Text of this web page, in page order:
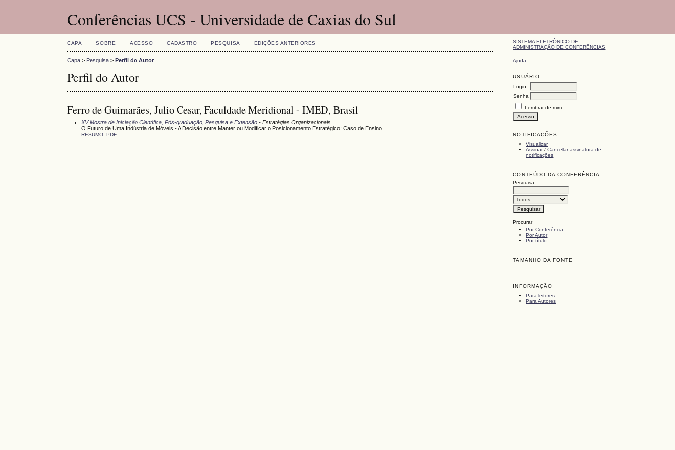
Conferências UCS - Universidade de Caxias do Sul
SISTEMA ELETRÔNICO DE
ADMINISTRAÇÃO DE CONFERÊNCIAS
Ajuda
USUÁRIO
Login
Senha
Lembrar de mim
NOTIFICAÇÕES
Visualizar
Assinar/Cancelar assinatura de
notificações
CONTEÚDO DA CONFERÊNCIA
Pesquisa
Procurar
Por Conferência
Por Autor
Por título
TAMANHO DA FONTE
INFORMAÇÃO
Para leitores
Para Autores
CAPA SOBRE ACESSO CADASTRO PESQUISA EDIÇÕES ANTERIORES
Capa > Pesquisa >Perfil do Autor
Perfil do Autor
Ferro de Guimarães, Julio Cesar, Faculdade Meridional - IMED, Brasil
XV Mostra de Iniciação Científica, Pós-graduação, Pesquisa e Extensão - Estratégias Organizacionais
O Futuro de Uma Indústria de Móveis - A Decisão entre Manter ou Modificar o Posicionamento Estratégico: Caso de Ensino
RESUMO PDF